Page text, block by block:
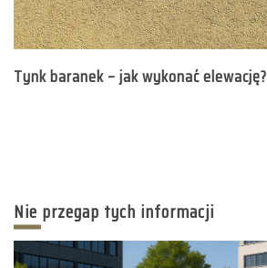
Tynk baranek – jak wykonać elewację?
Nie przegap tych informacji